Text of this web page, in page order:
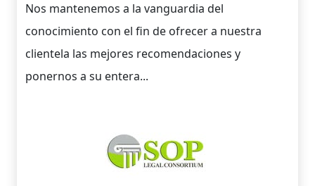
Nos mantenemos a la vanguardia del
conocimiento con el fin de ofrecer a nuestra
clientela las mejores recomendaciones y
ponernos a su entera...